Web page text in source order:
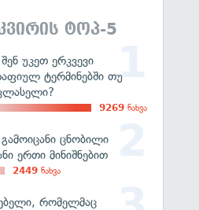
ტოპ-5
უკეთ ერკვევი
ტერმინებში თუ
9269 ნახვა
გამოიცანი ცნობილი
ერთი მინიშნებით
2449 ნახვა
რომელმაც